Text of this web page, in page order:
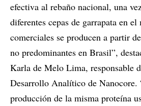
efectiva al rebaño nacional, una
diferentes cepas de garrapata en
comerciales se producen a partir
no predominantes en Brasil”,
Karla de Melo Lima, responsable
Desarrollo Analítico de Nanocore.
producción de la misma proteína